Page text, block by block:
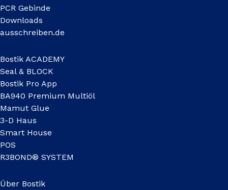
PCR Gebinde
Downloads
ausschreiben.de
Bostik ACADEMY
Seal & BLOCK
Bostik Pro App
BA940 Premium Multiöl
Mamut Glue
3-D Haus
Smart House
POS
R3BOND® SYSTEM
Über Bostik